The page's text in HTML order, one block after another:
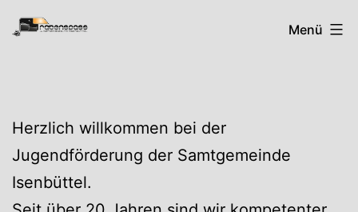
Zum
Inhalt
RabenspassMenü
Herzlich willkommen bei der
Jugendförderung der Samtgemeinde
Isenbüttel.